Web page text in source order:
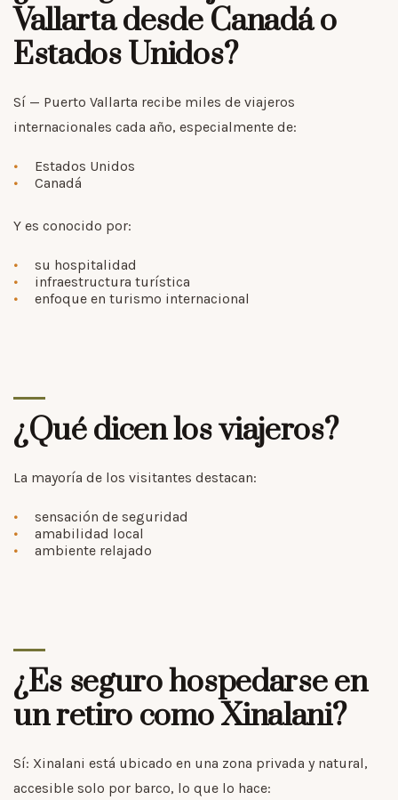
Vallarta desde Canadá o
Estados Unidos?
Sí — Puerto Vallarta recibe miles de viajeros
internacionales cada año, especialmente de:
Estados Unidos
Canadá
Y es conocido por:
su hospitalidad
infraestructura turística
enfoque en turismo internacional
¿Qué dicen los viajeros?
La mayoría de los visitantes destacan:
sensación de seguridad
amabilidad local
ambiente relajado
¿Es seguro hospedarse en
un retiro como Xinalani?
Sí: Xinalani está ubicado en una zona privada y natural,
accesible solo por barco, lo que lo hace: